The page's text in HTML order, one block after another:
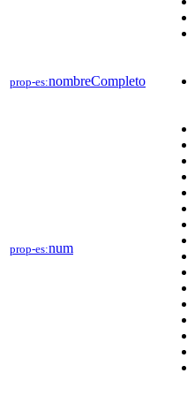
prop-es:nombreCompleto
prop-es:num